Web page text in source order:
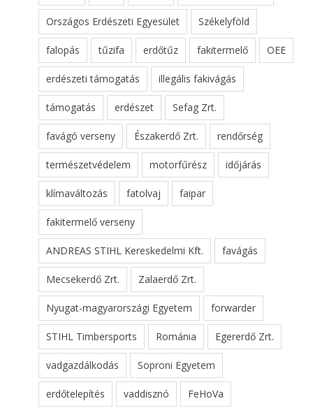
Országos Erdészeti Egyesület Székelyföld
falopás tűzifa erdőtűz fakitermelő OEE
erdészeti támogatás illegális fakivágás
támogatás erdészet Sefag Zrt.
favágó verseny Északerdő Zrt. rendőrség
természetvédelem motorfűrész időjárás
klímaváltozás fatolvaj faipar
fakitermelő verseny
ANDREAS STIHL Kereskedelmi Kft. favágás
Mecsekerdő Zrt. Zalaerdő Zrt.
Nyugat-magyarországi Egyetem forwarder
STIHL Timbersports Románia Egererdő Zrt.
vadgazdálkodás Soproni Egyetem
erdőtelepítés vaddisznó FeHoVa